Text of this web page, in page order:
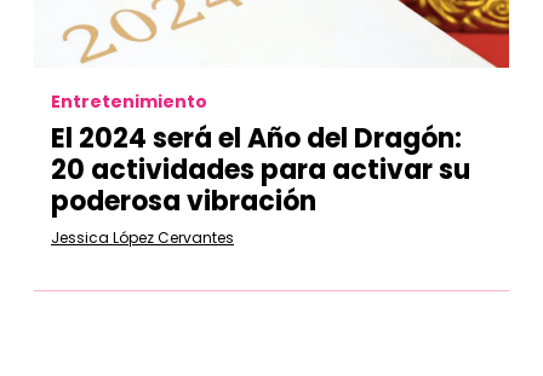
Entretenimiento
El 2024 será el Año del Dragón:
20 actividades para activar su
poderosa vibración
Jessica López Cervantes